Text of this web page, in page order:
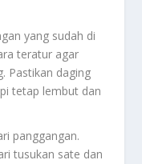
yang sudah di
teratur agar
Pastikan daging
tetap lembut dan
panggangan.
tusukan sate dan